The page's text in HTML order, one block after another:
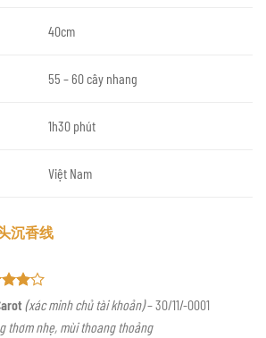
40cm
55 – 60 cây nhang
1h30 phút
Việt Nam
沉香线
(xác minh chủ tài khoản)–30/11/-0001
thơm nhẹ, mùi thoang thoảng